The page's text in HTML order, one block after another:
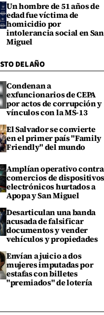
Un hombre de 51 años de
edad fue víctima de
homicidio por
intolerancia social en San
Miguel
DEL AÑO
Condenan a
exfuncionarios de CEPA
por actos de corrupción y
vínculos con la MS-13
El Salvador se convierte
en el primer país "Family
Friendly" del mundo
Amplían operativo contra
comercios de dispositivos
electrónicos hurtados a
Apopa y San Miguel
Desarticulan una banda
acusada de falsificar
documentos y vender
vehículos y propiedades
Envían a juicio a dos
mujeres imputadas por
estafas con billetes
"premiados" de lotería